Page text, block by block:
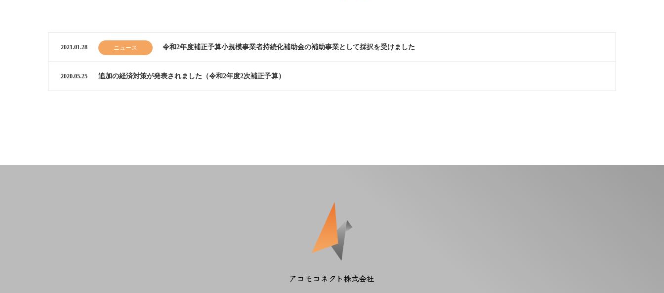
2021.01.28 ニュース 令和2年度補正予算小規模事業者持続化補助金の補助事業として採択を受けました
2020.05.25 追加の経済対策が発表されました（令和2年度2次補正予算）